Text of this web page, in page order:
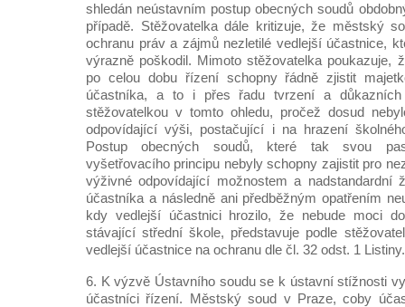
shledán neústavním postup obecných soudů
případě. Stěžovatelka dále kritizuje, že městský
ochranu práv a zájmů nezletilé vedlejší účastnice,
výrazně poškodil. Mimoto stěžovatelka poukazuje,
po celou dobu řízení schopny řádně zjistit
účastníka, a to i přes řadu tvrzení a důkazních
stěžovatelkou v tomto ohledu, pročež dosud
odpovídající výši, postačující i na hrazení
Postup obecných soudů, které tak svou
vyšetřovacího principu nebyly schopny zajistit pro
výživné odpovídající možnostem a nadstandardní
účastníka a následně ani předběžným opatřením
kdy vedlejší účastnici hrozilo, že nebude moci
stávající střední škole, představuje podle
vedlejší účastnice na ochranu dle čl. 32 odst. 1 Listiny.
6. K výzvě Ústavního soudu se k ústavní stížnosti
účastníci řízení. Městský soud v Praze, coby